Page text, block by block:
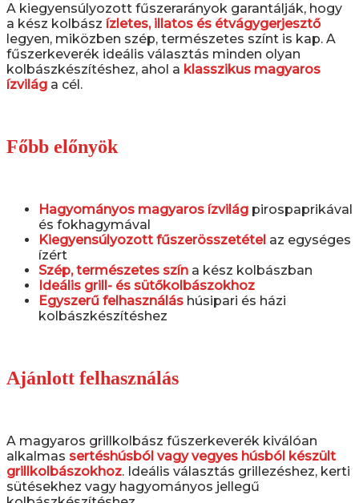
A kiegyensúlyozott fűszerarányok garantálják, hogy
a kész kolbász ízletes, illatos és étvágygerjesztő
legyen, miközben szép, természetes színt is kap. A
fűszerkeverék ideális választás minden olyan
kolbászkészítéshez, ahol a klasszikus magyaros
ízvilág a cél.
Főbb előnyök
Hagyományos magyaros ízvilág pirospaprikával
és fokhagymával
Kiegyensúlyozott fűszerösszetétel az egységes
ízért
Szép, természetes szín a kész kolbászban
Ideális grill- és sütőkolbászokhoz
Egyszerű felhasználás húsipari és házi
kolbászkészítéshez
Ajánlott felhasználás
A magyaros grillkolbász fűszerkeverék kiválóan
alkalmas sertéshúsból vagy vegyes húsból készült
grillkolbászokhoz. Ideális választás grillezéshez, kerti
sütésekhez vagy hagyományos jellegű